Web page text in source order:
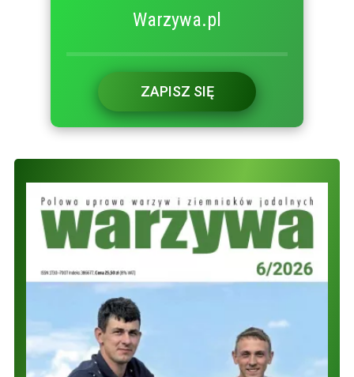
Warzywa.pl
ZAPISZ SIĘ